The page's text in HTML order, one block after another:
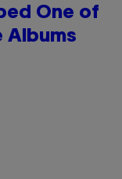
One of
Albums